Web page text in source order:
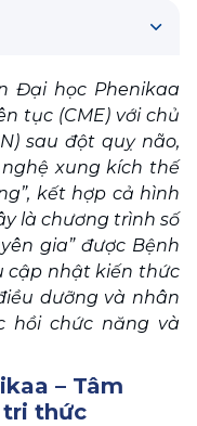
Đại học Phenikaa
tục (CME) với chủ
sau đột quỵ não,
xung kích thế
kết hợp cả hình
là chương trình số
gia” được Bệnh
cập nhật kiến thức
dưỡng và nhân
hồi chức năng và
– Tâm
tri thức